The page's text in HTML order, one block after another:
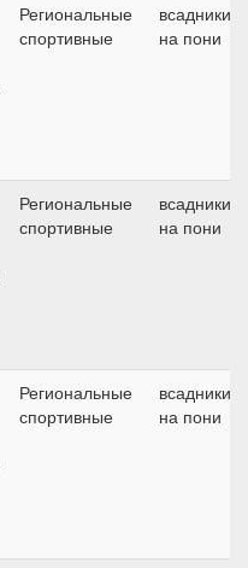
Региональные
спортивные
всадники
на пони
Региональные
спортивные
всадники
на пони
Региональные
спортивные
всадники
на пони